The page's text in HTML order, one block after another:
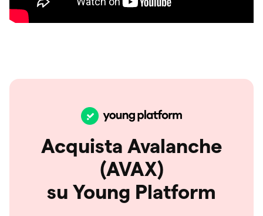
Acquista Avalanche
(AVAX)
su Young Platform